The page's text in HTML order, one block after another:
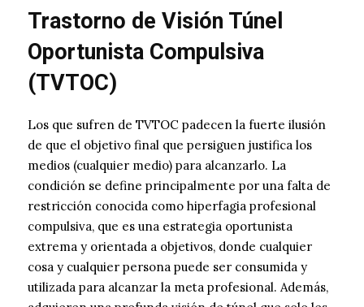
Trastorno de Visión Túnel
Oportunista Compulsiva
(TVTOC)
Los que sufren de TVTOC padecen la fuerte ilusión
de que el objetivo final que persiguen justifica los
medios (cualquier medio) para alcanzarlo. La
condición se define principalmente por una falta de
restricción conocida como hiperfagia profesional
compulsiva, que es una estrategia oportunista
extrema y orientada a objetivos, donde cualquier
cosa y cualquier persona puede ser consumida y
utilizada para alcanzar la meta profesional. Además,